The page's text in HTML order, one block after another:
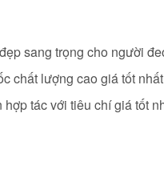
sang trọng cho người
chất lượng cao giá tốt
tác với tiêu chí giá tốt